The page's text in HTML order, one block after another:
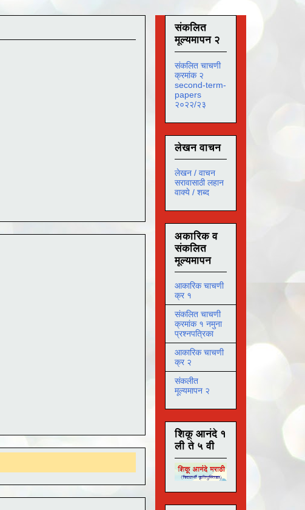
संकलित
मूल्यमापन २
संकलित चाचणी
क्रमांक २
second-term-
papers
२०२२/२३
लेखन वाचन
लेखन / वाचन
सरावासाठी लहान
वाक्ये / शब्द
अकारिक व
संकलित
मूल्यमापन
आकारिक चाचणी
क्र १
संकलित चाचणी
क्रमांक १ नमुना
प्रश्नपत्रिका
आकारिक चाचणी
क्र २
संकलीत
मूल्यमापन २
शिकू आनंदे १
ली ते ५ वी